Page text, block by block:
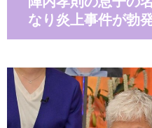
なり炎上事件が勃